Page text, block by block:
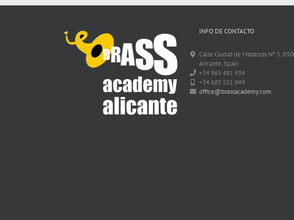
INFO DE CONTACTO
Calle Ciudad de Matanzas Nº 5.
Alicante, Spain
+34 965 481 934
+34 685 551 049
office@brassacademy.com